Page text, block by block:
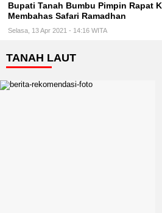
Bupati Tanah Bumbu Pimpin Rapat
Membahas Safari Ramadhan
Selasa, 13 Apr 2021 - 14:16 WITA
TANAH LAUT